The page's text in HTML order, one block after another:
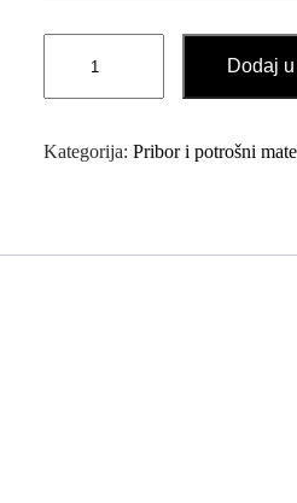
Set
Burgija
Dodaj
Kategorija: Pribor i potrošni